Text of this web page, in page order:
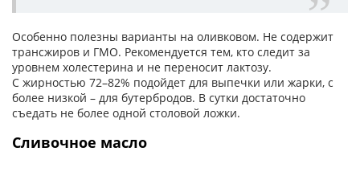
Особенно полезны варианты на оливковом. Не содержит
трансжиров и ГМО. Рекомендуется тем, кто следит за
уровнем холестерина и не переносит лактозу.
С жирностью 72–82% подойдет для выпечки или жарки, с
более низкой – для бутербродов. В сутки достаточно
съедать не более одной столовой ложки.
Сливочное масло